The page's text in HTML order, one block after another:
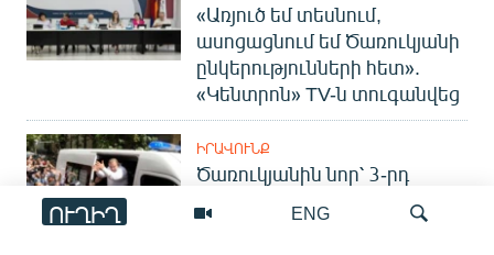
ENG
ՈՒՂԻՂ
«Առյուծ եմ տեսնում,
ասոցացնում եմ Ծառուկյանի
ընկերությունների հետ».
«Կենտրոն» TV-ն տուգանվեց
ԻՐԱՎՈՒՆՔ
Ծառուկյանին նոր՝ 3-րդ
մեղադրանքն է առաջադրվել